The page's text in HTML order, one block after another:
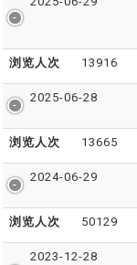
浏览人次 13916
2025-06-28
浏览人次 13665
2024-06-29
浏览人次 50129
2023-12-28